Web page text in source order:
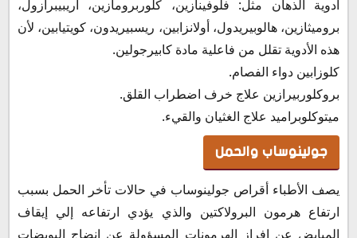
أدوية الذهان مثل: فلوفينازين، كلوربرومازين، أريبيبرازول،
بروميثازين، هالوبيريدول، أولانزابين، ريسبيريدون، كويتيابين، لأن
هذه الأدوية تقلل من فاعلية مادة كابيرجولين.
كلوزابين دواء الفصام.
بروكلوربيرازين علاج خرف اضطراب القلق.
ميتوكلوبراميد علاج الغثيان والقيء.
جولينوساب والحمل
يصف الأطباء أقراص جولينوساب في حالات تأخر الحمل بسبب
ارتفاع هرمون البرولاكتين والذي يؤدي ارتفاعه إلي إيقاف
المبايض عن إفراز الهرمونات المسؤولة عن إنضاج البويضات